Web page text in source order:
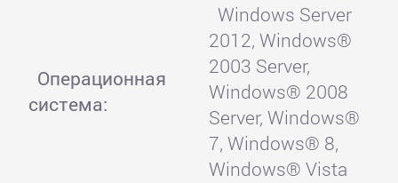
Операционная
система:
Windows Server
2012, Windows®
2003 Server,
Windows® 2008
Server, Windows®
7, Windows® 8,
Windows® Vista